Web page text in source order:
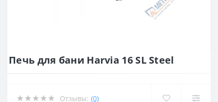
Печь для бани Harvia 16 SL Steel
Отзывы: (0)